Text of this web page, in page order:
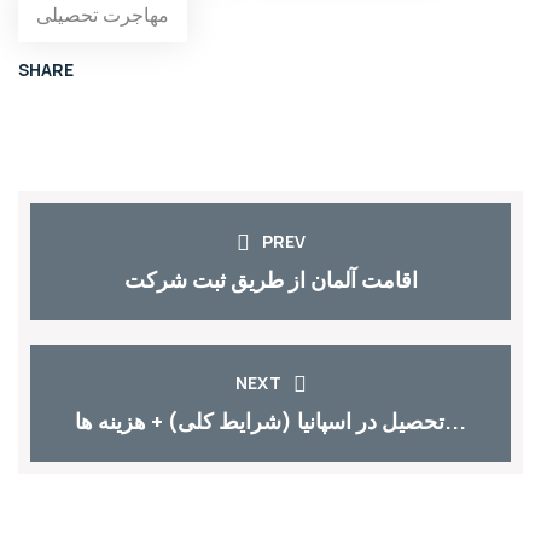
مهاجرت تحصیلی
SHARE
PREV
اقامت آلمان از طریق ثبت شرکت
NEXT
تحصیل در اسپانیا (شرایط کلی) + هزینه ها...